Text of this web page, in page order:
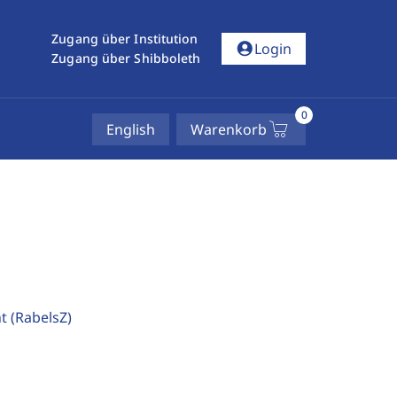
Zugang über Institution
Zugang über Shibboleth
account_circleLogin
English Warenkorb
0
(RabelsZ)